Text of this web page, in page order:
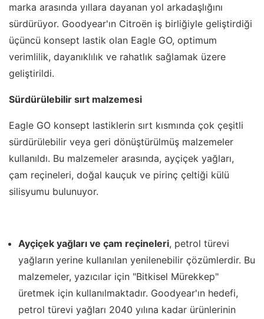
marka arasında yıllara dayanan yol arkadaşlığını
sürdürüyor. Goodyear'ın Citroën iş birliğiyle geliştirdiği
üçüncü konsept lastik olan Eagle GO, optimum
verimlilik, dayanıklılık ve rahatlık sağlamak üzere
geliştirildi.
Sürdürülebilir sırt malzemesi
Eagle GO konsept lastiklerin sırt kısmında çok çeşitli
sürdürülebilir veya geri dönüştürülmüş malzemeler
kullanıldı. Bu malzemeler arasında, ayçiçek yağları,
çam reçineleri, doğal kauçuk ve pirinç çeltiği külü
silisyumu bulunuyor.
Ayçiçek yağları ve çam reçineleri, petrol türevi
yağların yerine kullanılan yenilenebilir çözümlerdir. Bu
malzemeler, yazıcılar için "Bitkisel Mürekkep"
üretmek için kullanılmaktadır. Goodyear'ın hedefi,
petrol türevi yağları 2040 yılına kadar ürünlerinin